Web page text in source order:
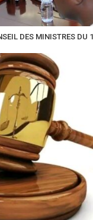
DES MINISTRES DU